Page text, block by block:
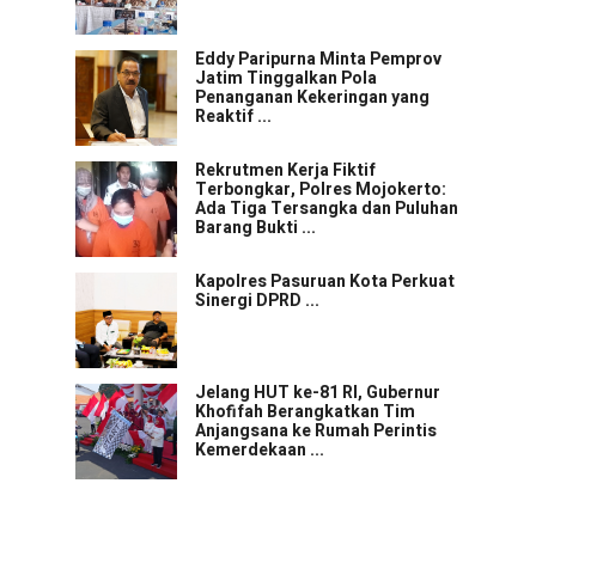
Eddy Paripurna Minta Pemprov
Jatim Tinggalkan Pola
Penanganan Kekeringan yang
Reaktif ...
Rekrutmen Kerja Fiktif
Terbongkar, Polres Mojokerto:
Ada Tiga Tersangka dan Puluhan
Barang Bukti ...
Kapolres Pasuruan Kota Perkuat
Sinergi DPRD ...
Jelang HUT ke-81 RI, Gubernur
Khofifah Berangkatkan Tim
Anjangsana ke Rumah Perintis
Kemerdekaan ...